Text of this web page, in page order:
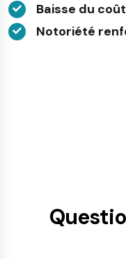
Baisse du
Notoriété